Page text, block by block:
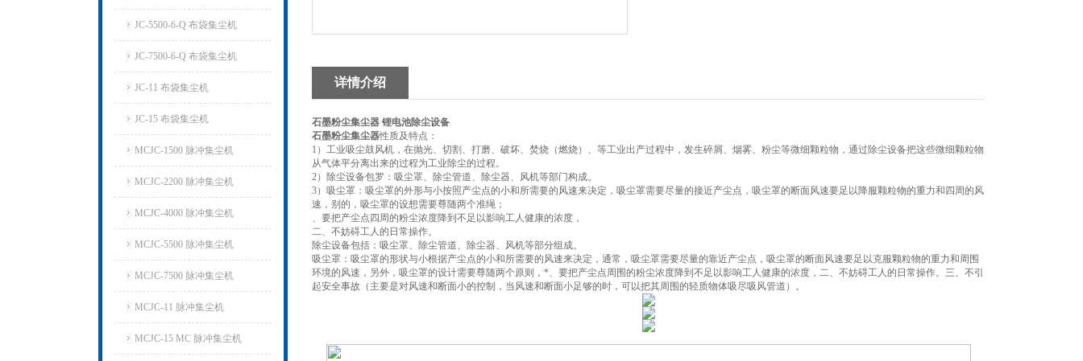
JC-5500-6-Q 布袋集尘机
JC-7500-6-Q 布袋集尘机
JC-11 布袋集尘机
JC-15 布袋集尘机
MCJC-1500 脉冲集尘机
MCJC-2200 脉冲集尘机
MCJC-4000 脉冲集尘机
MCJC-5500 脉冲集尘机
MCJC-7500 脉冲集尘机
MCJC-11 脉冲集尘机
MCJC-15 MC 脉冲集尘机
详情介绍
石墨粉尘集尘器 锂电池除尘设备
石墨粉尘集尘器性质及特点：
1）工业吸尘鼓风机，在抛光、切割、打磨、破坏、焚烧（燃烧）、等工业出产过程中，发生碎屑、烟雾、粉尘等微细颗粒物，通过除尘设备把这些微细颗粒物
从气体平分离出来的过程为工业除尘的过程。
2）除尘设备包罗：吸尘罩、除尘管道、除尘器、风机等部门构成。
3）吸尘罩：吸尘罩的外形与小按照产尘点的小和所需要的风速来决定，吸尘罩需要尽量的接近产尘点，吸尘罩的断面风速要足以降服颗粒物的重力和四周的风
速，别的，吸尘罩的设想需要尊随两个准绳；
、要把产尘点四周的粉尘浓度降到不足以影响工人健康的浓度，
二、不妨碍工人的日常操作。
除尘设备包括：吸尘罩、除尘管道、除尘器、风机等部分组成。
吸尘罩：吸尘罩的形状与小根据产尘点的小和所需要的风速来决定，通常，吸尘罩需要尽量的靠近产尘点，吸尘罩的断面风速要足以克服颗粒物的重力和周围
环境的风速，另外，吸尘罩的设计需要尊随两个原则，*、要把产尘点周围的粉尘浓度降到不足以影响工人健康的浓度，二、不妨碍工人的日常操作。三、不引
起安全事故（主要是对风速和断面小的控制，当风速和断面小足够的时，可以把其周围的轻质物体吸尽吸风管道）。